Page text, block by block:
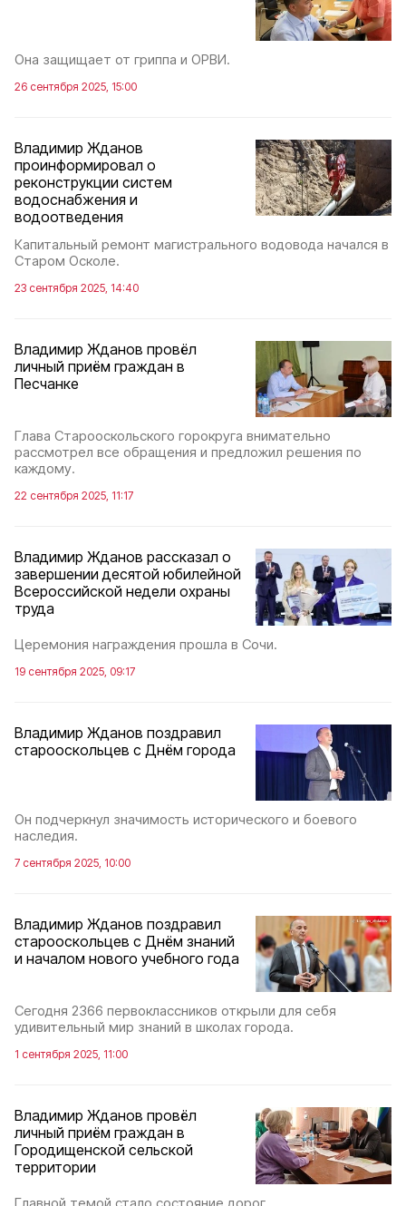
Она защищает от гриппа и ОРВИ.
26 сентября 2025, 15:00
Владимир Жданов
проинформировал о
реконструкции систем
водоснабжения и
водоотведения
Капитальный ремонт магистрального водовода начался в
Старом Осколе.
23 сентября 2025, 14:40
Владимир Жданов провёл
личный приём граждан в
Песчанке
Глава Старооскольского горокруга внимательно
рассмотрел все обращения и предложил решения по
каждому.
22 сентября 2025, 11:17
Владимир Жданов рассказал о
завершении десятой юбилейной
Всероссийской недели охраны
труда
Церемония награждения прошла в Сочи.
19 сентября 2025, 09:17
Владимир Жданов поздравил
старооскольцев с Днём города
Он подчеркнул значимость исторического и боевого
наследия.
7 сентября 2025, 10:00
Владимир Жданов поздравил
старооскольцев с Днём знаний
и началом нового учебного года
Сегодня 2366 первоклассников открыли для себя
удивительный мир знаний в школах города.
1 сентября 2025, 11:00
Владимир Жданов провёл
личный приём граждан в
Городищенской сельской
территории